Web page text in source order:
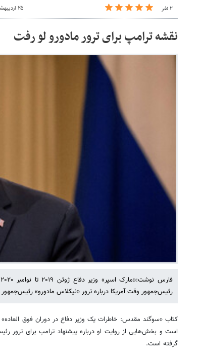
۲ نفر ۲۵ اردیبهشت ۱۴۰۱ - ۱۳:۰۰
نقشه ترامپ برای ترور مادورو لو رفت
رئیس‌جمهور وقت آمریکا درباره ترور «نیکلاس مادورو»
کتاب «سوگند مقدس: خاطرات یک وزیر دفاع در دوران فوق العاده»
است و بخش‌هایی از روایت او درباره پیشنهاد ترامپ برای ترور
گرفته است.